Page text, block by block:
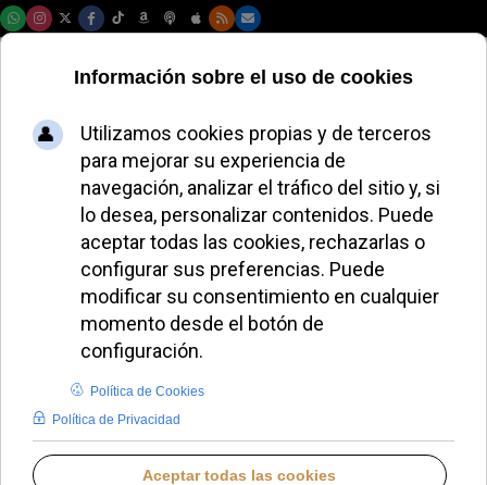
Incendian la
imagen de la Virgen
del Buen Socorro
durante su
festividad litúrgica